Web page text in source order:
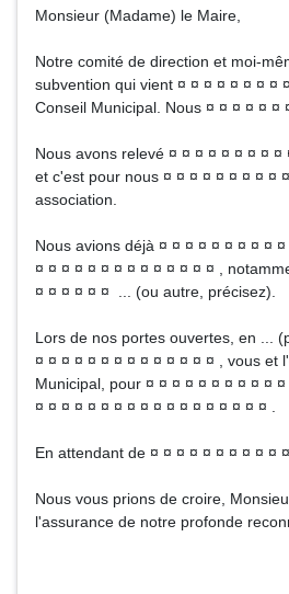
Monsieur (Madame) le Maire,
Notre comité de direction et moi-
subvention qui vient ¤ ¤ ¤ ¤ ¤ ¤ ¤ ¤
Conseil Municipal. Nous ¤ ¤ ¤ ¤ ¤ ¤
Nous avons relevé ¤ ¤ ¤ ¤ ¤ ¤ ¤ ¤
et c'est pour nous ¤ ¤ ¤ ¤ ¤ ¤ ¤ ¤ ¤
association.
Nous avions déjà ¤ ¤ ¤ ¤ ¤ ¤ ¤ ¤ ¤
¤ ¤ ¤ ¤ ¤ ¤ ¤ ¤ ¤ ¤ ¤ ¤ ¤ ¤ ,
¤ ¤ ¤ ¤ ¤ ¤ ... (ou autre, précisez).
Lors de nos portes ouvertes, en ...
¤ ¤ ¤ ¤ ¤ ¤ ¤ ¤ ¤ ¤ ¤ ¤ ¤ ¤ , vous et
Municipal, pour ¤ ¤ ¤ ¤ ¤ ¤ ¤ ¤ ¤ ¤
¤ ¤ ¤ ¤ ¤ ¤ ¤ ¤ ¤ ¤ ¤ ¤ ¤ ¤ ¤ ¤ ¤ ¤ .
En attendant de ¤ ¤ ¤ ¤ ¤ ¤ ¤ ¤ ¤ ¤ ¤
Nous vous prions de croire,
l'assurance de notre profonde